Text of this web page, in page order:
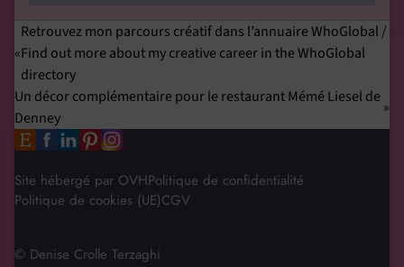
Retrouvez mon parcours créatif dans l’annuaire WhoGlobal /
Find out more about my creative career in the WhoGlobal
directory
Un décor complémentaire pour le restaurant Mémé Liesel de
Denney
Site hébergé par OVHPolitique de confidentialité
Politique de cookies (UE)CGV
© Denise Crolle Terzaghi